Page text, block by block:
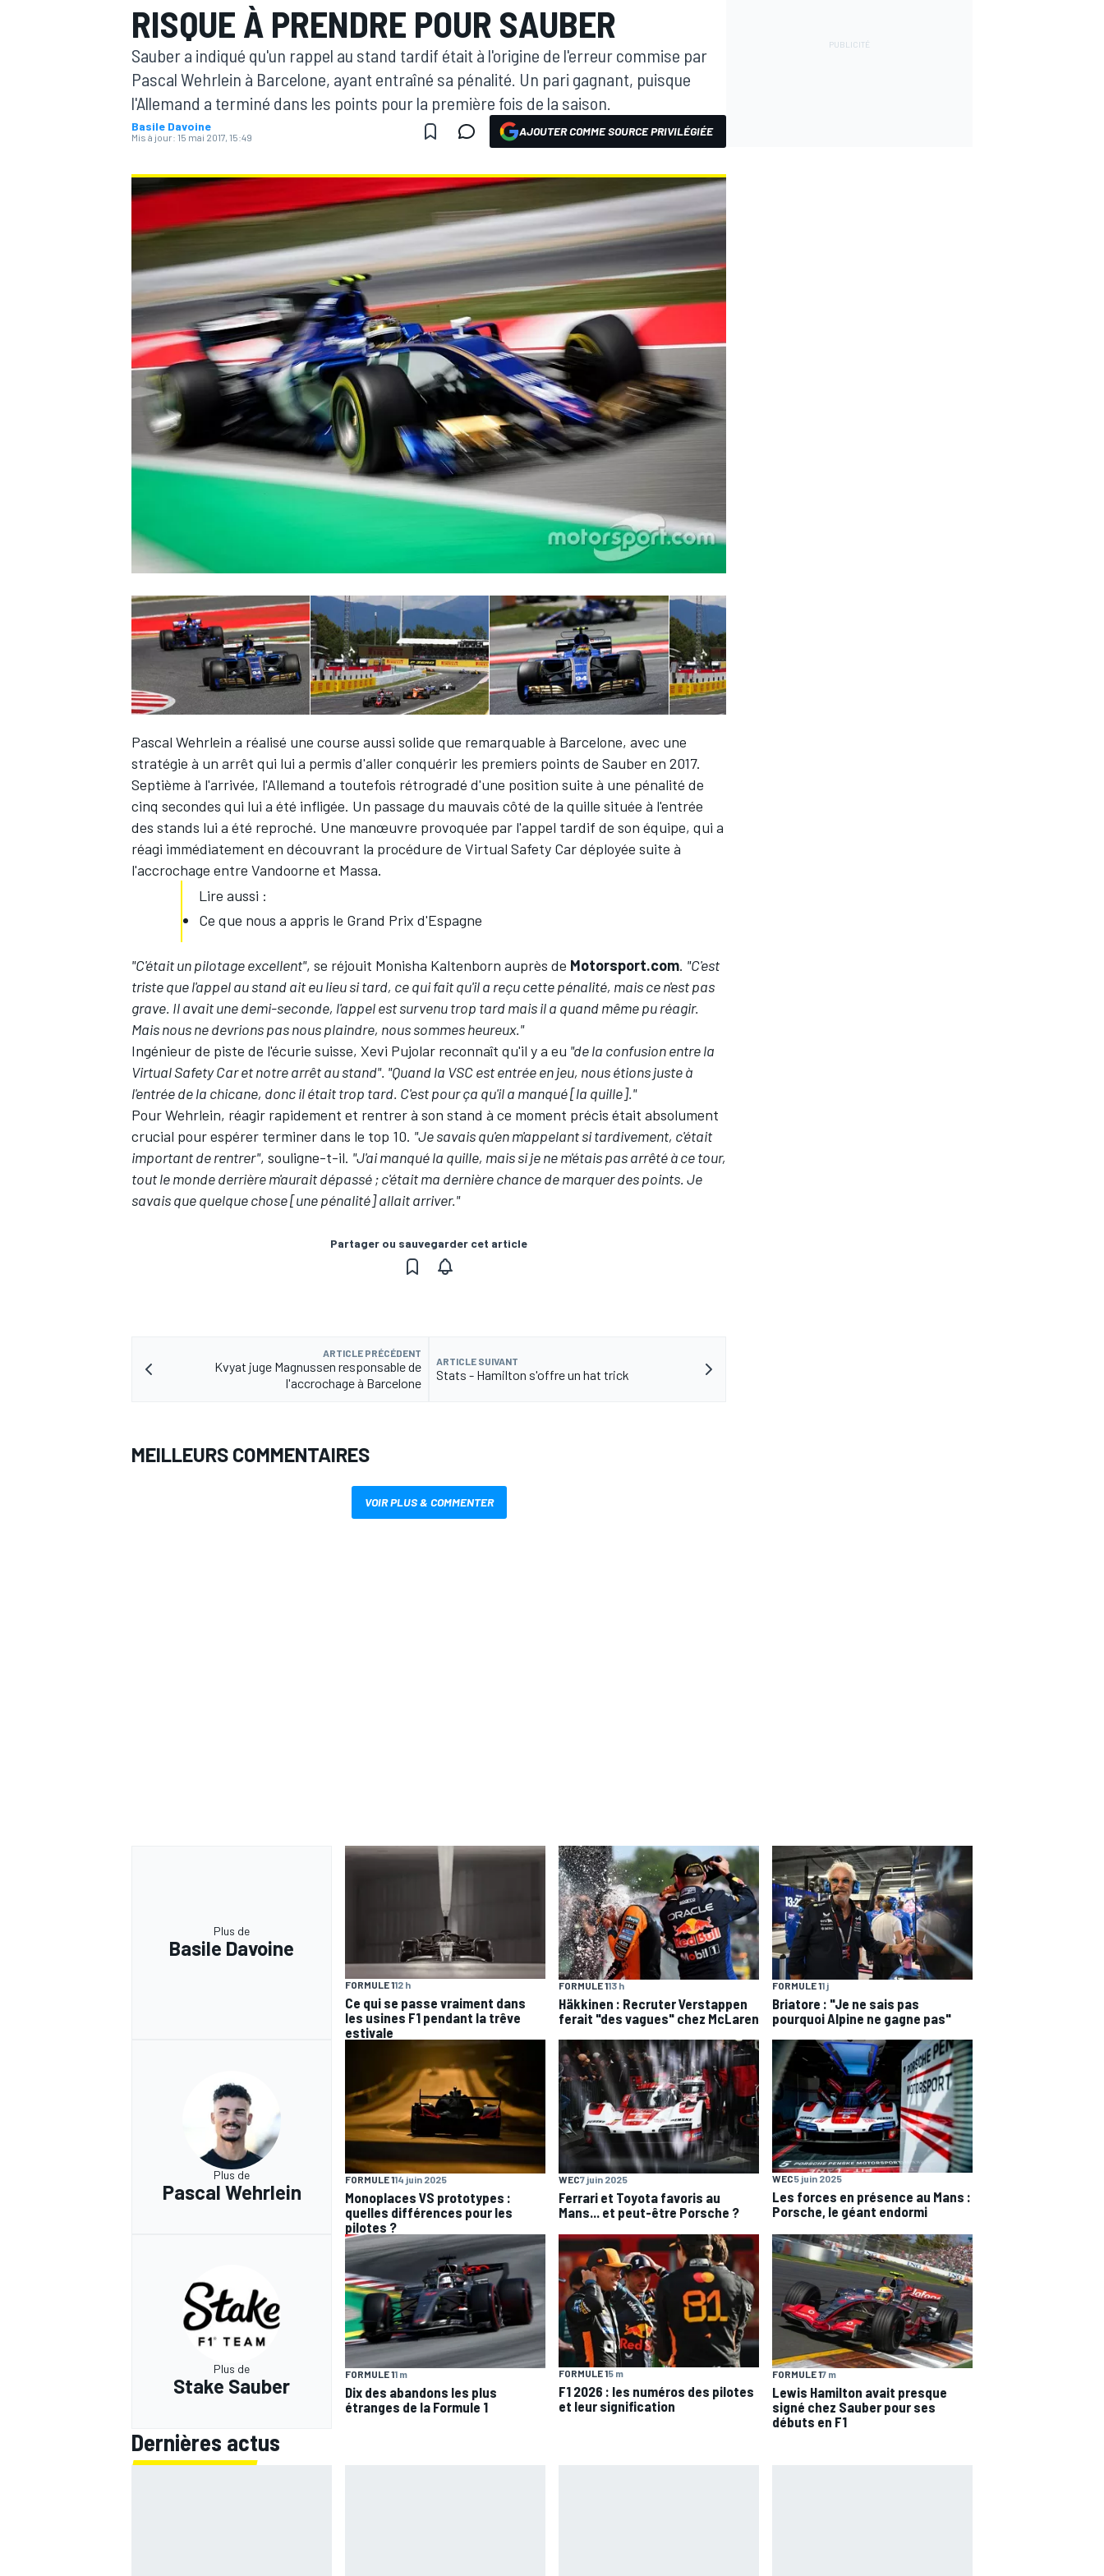
MOTOGP
WRC
RISQUE À PRENDRE POUR SAUBER
Sauber a indiqué qu'un rappel au stand tardif était à l'origine de l'erreur commise par
Pascal Wehrlein à Barcelone, ayant entraîné sa pénalité. Un pari gagnant, puisque
l'Allemand a terminé dans les points pour la première fois de la saison.
Basile Davoine
Mis à jour: 15 mai 2017, 15:49 AJOUTER COMME SOURCE PRIVILÉGIÉE
Pascal Wehrlein a réalisé une course aussi solide que remarquable à Barcelone, avec une
stratégie à un arrêt qui lui a permis d'aller conquérir les premiers points de Sauber en 2017.
Septième à l'arrivée, l'Allemand a toutefois rétrogradé d'une position suite à une pénalité de
cinq secondes qui lui a été infligée. Un passage du mauvais côté de la quille située à l'entrée
des stands lui a été reproché. Une manœuvre provoquée par l'appel tardif de son équipe, qui a
réagi immédiatement en découvrant la procédure de Virtual Safety Car déployée suite à
l'accrochage entre Vandoorne et Massa.
Lire aussi :
Ce que nous a appris le Grand Prix d'Espagne
"C'était un pilotage excellent", se réjouit Monisha Kaltenborn auprès de Motorsport.com. "C'est
triste que l'appel au stand ait eu lieu si tard, ce qui fait qu'il a reçu cette pénalité, mais ce n'est pas
grave. Il avait une demi-seconde, l'appel est survenu trop tard mais il a quand même pu réagir.
Mais nous ne devrions pas nous plaindre, nous sommes heureux."
Ingénieur de piste de l'écurie suisse, Xevi Pujolar reconnaît qu'il y a eu "de la confusion entre la
Virtual Safety Car et notre arrêt au stand". "Quand la VSC est entrée en jeu, nous étions juste à
l'entrée de la chicane, donc il était trop tard. C'est pour ça qu'il a manqué [la quille]."
Pour Wehrlein, réagir rapidement et rentrer à son stand à ce moment précis était absolument
crucial pour espérer terminer dans le top 10. "Je savais qu'en m'appelant si tardivement, c'était
important de rentrer", souligne-t-il. "J'ai manqué la quille, mais si je ne m'étais pas arrêté à ce tour,
tout le monde derrière m'aurait dépassé ; c'était ma dernière chance de marquer des points. Je
savais que quelque chose [une pénalité] allait arriver."
Partager ou sauvegarder cet article
ARTICLE PRÉCÉDENT
Kvyat juge Magnussen responsable de
l'accrochage à Barcelone
ARTICLE SUIVANT
Stats - Hamilton s'offre un hat trick
MEILLEURS COMMENTAIRES
VOIR PLUS & COMMENTER
Plus de
Basile Davoine
FORMULE 112 h
Ce qui se passe vraiment dans
les usines F1 pendant la trêve
estivale
FORMULE 113 h
Häkkinen : Recruter Verstappen
ferait "des vagues" chez McLaren
FORMULE 11 j
Briatore : "Je ne sais pas
pourquoi Alpine ne gagne pas"
Plus de
Pascal Wehrlein
FORMULE 114 juin 2025
Monoplaces VS prototypes :
quelles différences pour les
pilotes ?
WEC7 juin 2025
Ferrari et Toyota favoris au
Mans... et peut-être Porsche ?
WEC5 juin 2025
Les forces en présence au Mans :
Porsche, le géant endormi
Plus de
Stake Sauber
FORMULE 11 m
Dix des abandons les plus
étranges de la Formule 1
FORMULE 15 m
F1 2026 : les numéros des pilotes
et leur signification
FORMULE 17 m
Lewis Hamilton avait presque
signé chez Sauber pour ses
débuts en F1
Dernières actus